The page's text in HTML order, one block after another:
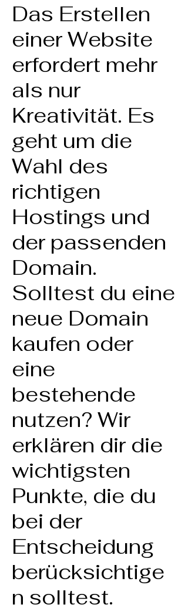
Das Erstellen
einer Website
erfordert mehr
als nur
Kreativität. Es
geht um die
Wahl des
richtigen
Hostings und
der passenden
Domain.
Solltest du eine
neue Domain
kaufen oder
eine
bestehende
nutzen? Wir
erklären dir die
wichtigsten
Punkte, die du
bei der
Entscheidung
berücksichtige
n solltest.